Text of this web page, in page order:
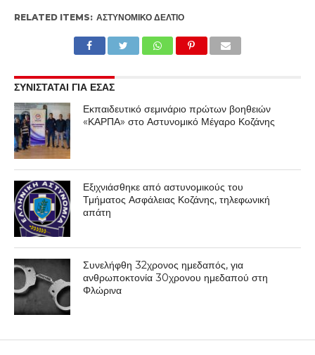
RELATED ITEMS: ΑΣΤΥΝΟΜΙΚΌ ΔΕΛΤΊΟ
ΣΥΝΙΣΤΑΤΑΙ ΓΙΑ ΕΣΑΣ
Εκπαιδευτικό σεμινάριο πρώτων βοηθειών
«ΚΑΡΠΑ» στο Αστυνομικό Μέγαρο Κοζάνης
Εξιχνιάσθηκε από αστυνομικούς του
Τμήματος Ασφάλειας Κοζάνης, τηλεφωνική
απάτη
Συνελήφθη 32χρονος ημεδαπός, για
ανθρωποκτονία 30χρονου ημεδαπού στη
Φλώρινα